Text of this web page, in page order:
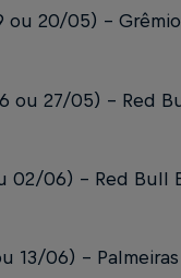
ou 20/05) –
ou 27/05) – Red
02/06) – Red Bull
13/06) –